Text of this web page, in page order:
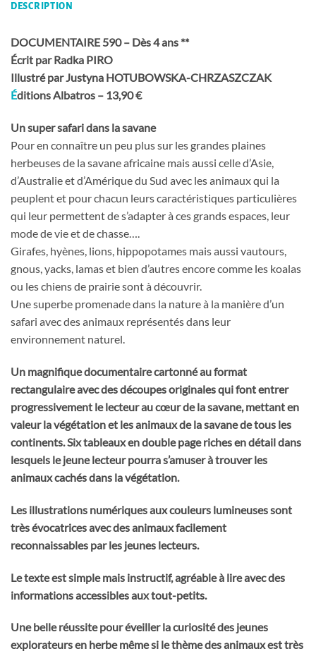
DESCRIPTION
DOCUMENTAIRE 590 – Dès 4 ans **
Écrit par Radka PIRO
Illustré par Justyna HOTUBOWSKA-CHRZASZCZAK
Éditions Albatros – 13,90 €
Un super safari dans la savane
Pour en connaître un peu plus sur les grandes plaines
herbeuses de la savane africaine mais aussi celle d’Asie,
d’Australie et d’Amérique du Sud avec les animaux qui la
peuplent et pour chacun leurs caractéristiques particulières
qui leur permettent de s’adapter à ces grands espaces, leur
mode de vie et de chasse….
Girafes, hyènes, lions, hippopotames mais aussi vautours,
gnous, yacks, lamas et bien d’autres encore comme les koalas
ou les chiens de prairie sont à découvrir.
Une superbe promenade dans la nature à la manière d’un
safari avec des animaux représentés dans leur
environnement naturel.
Un magnifique documentaire cartonné au format
rectangulaire avec des découpes originales qui font entrer
progressivement le lecteur au cœur de la savane, mettant en
valeur la végétation et les animaux de la savane de tous les
continents. Six tableaux en double page riches en détail dans
lesquels le jeune lecteur pourra s’amuser à trouver les
animaux cachés dans la végétation.
Les illustrations numériques aux couleurs lumineuses sont
très évocatrices avec des animaux facilement
reconnaissables par les jeunes lecteurs.
Le texte est simple mais instructif, agréable à lire avec des
informations accessibles aux tout-petits.
Une belle réussite pour éveiller la curiosité des jeunes
explorateurs en herbe même si le thème des animaux est très